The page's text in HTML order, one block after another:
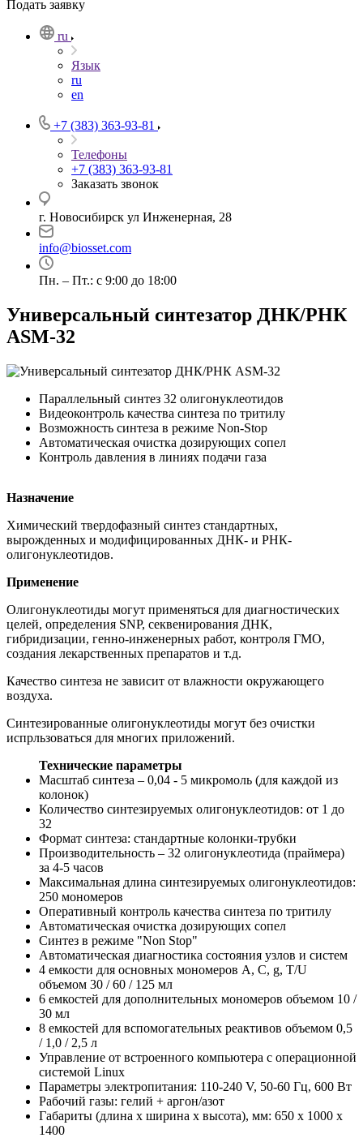
Подать заявку
ru
Язык
ru
en
+7 (383) 363-93-81
Телефоны
+7 (383) 363-93-81
Заказать звонок
г. Новосибирск ул Инженерная, 28
info@biosset.com
Пн. – Пт.: с 9:00 до 18:00
Универсальный синтезатор ДНК/РНК
ASM-­32
Параллельный синтез 32 олигонуклеотидов
Видеоконтроль качества синтеза по тритилу
Возможность синтеза в режиме Non-Stop
Автоматическая очистка дозирующих сопел
Контроль давления в линиях подачи газа
Назначение
Химический твердофазный синтез стандартных,
вырожденных и модифицированных ДНК- и РНК-
олигонуклеотидов.
Применение
Олигонуклеотиды могут применяться для диагностических
целей, определения SNP, секвенирования ДНК,
гибридизации, генно-инженерных работ, контроля ГМО,
создания лекарственных препаратов и т.д.
Качество синтеза не зависит от влажности окружающего
воздуха.
Синтезированные олигонуклеотиды могут без очистки
испрльзоваться для многих приложений.
Технические параметры
Масштаб синтеза – 0,04 - 5 микромоль (для каждой из
колонок)
Количество синтезируемых олигонуклеотидов: от 1 до
32
Формат синтеза: стандартные колонки-трубки
Производительность – 32 олигонуклеотида (праймера)
за 4-5 часов
Максимальная длина синтезируемых олигонуклеотидов:
250 мономеров
Оперативный контроль качества синтеза по тритилу
Автоматическая очистка дозирующих сопел
Синтез в режиме "Non Stop"
Автоматическая диагностика состояния узлов и систем
4 емкости для основных мономеров A, C, g, T/U
объемом 30 / 60 / 125 мл
6 емкостей для дополнительных мономеров объемом 10 /
30 мл
8 емкостей для вспомогательных реактивов объемом 0,5
/ 1,0 / 2,5 л
Управление от встроенного компьютера с операционной
системой Linux
Параметры электропитания: 110-240 V, 50-60 Гц, 600 Вт
Рабочий газы: гелий + аргон/азот
Габариты (длина х ширина х высота), мм: 650 x 1000 х
1400